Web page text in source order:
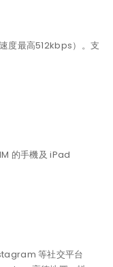
度最高512kbps）。支
的手機及 iPad
等社交平台